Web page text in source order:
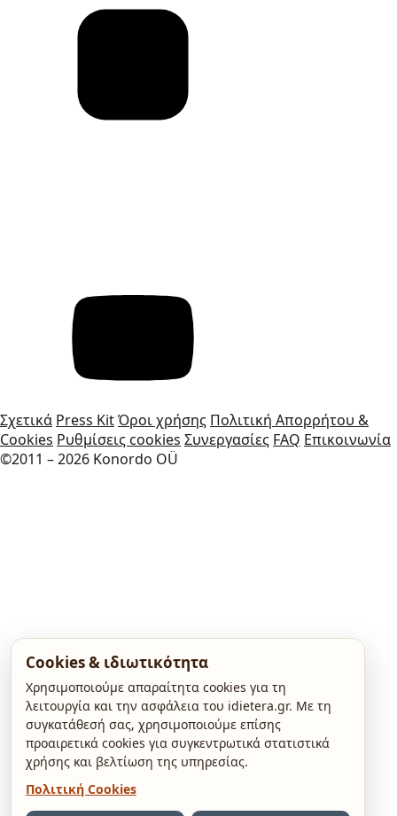
Σχετικά Press KitΌροι χρήσης Πολιτική Απορρήτου &
Cookies Ρυθμίσεις cookies Συνεργασίες FAQ Επικοινωνία
©2011 – 2026 Konordo OÜ
Cookies & ιδιωτικότητα
Χρησιμοποιούμε απαραίτητα cookies για τη
λειτουργία και την ασφάλεια του idietera.gr. Με τη
συγκατάθεσή σας, χρησιμοποιούμε επίσης
προαιρετικά cookies για συγκεντρωτικά στατιστικά
χρήσης και βελτίωση της υπηρεσίας.
Πολιτική Cookies